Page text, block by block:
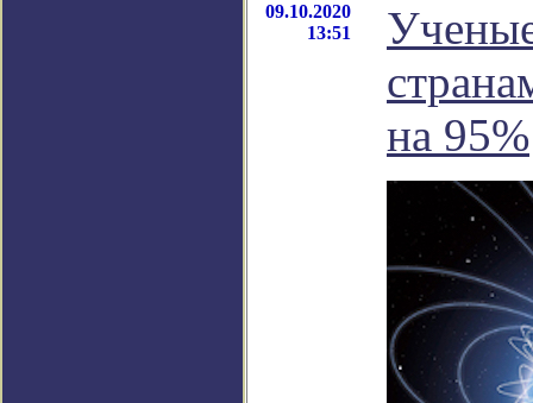
09.10.2020
13:51
на 95%